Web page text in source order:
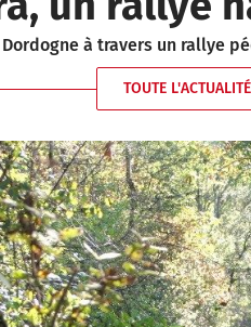
à travers un rallye
TOUTE L'ACTUALITÉ